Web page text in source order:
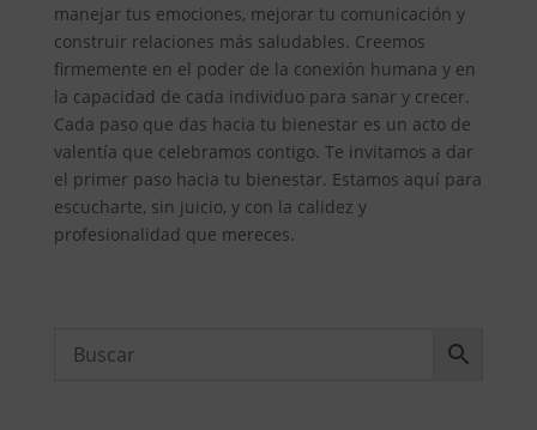
manejar tus emociones, mejorar tu comunicación y
construir relaciones más saludables. Creemos
firmemente en el poder de la conexión humana y en
la capacidad de cada individuo para sanar y crecer.
Cada paso que das hacia tu bienestar es un acto de
valentía que celebramos contigo. Te invitamos a dar
el primer paso hacia tu bienestar. Estamos aquí para
escucharte, sin juicio, y con la calidez y
profesionalidad que mereces.